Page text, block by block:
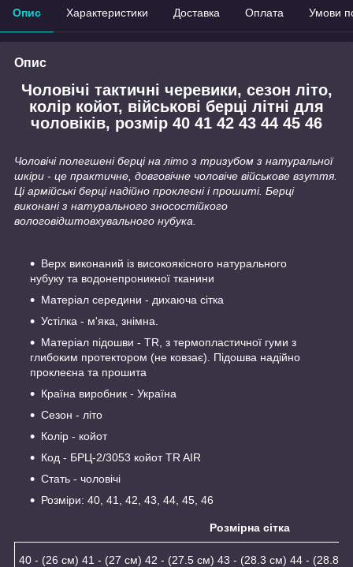
Опис Характеристики Доставка Оплата Умови
Опис
Чоловічі тактичні черевики, сезон літо,
колір койот, військові берці літні для
чоловіків, розмір 40 41 42 43 44 45 46
Чоловічі полегшені берці на літо з тризубом з натуральної
шкіри - це практичне, довговічне чоловіче військове взуття.
Ці армійські берці надійно проклеєні і прошиті. Берці
виконані з натурального зносостійкого
вологовідштовхувального нубука.
Верх виконаний із високоякісного натурального
нубуку та водонепроникної тканини
Матеріал середини - дихаюча сітка
Устілка - м'яка, знімна.
Матеріал підошви - TR, з термопластичної гуми з
глибоким протектором (не ковзає). Підошва надійно
проклеєна та прошита
Країна виробник - Україна
Сезон - літо
Колір - койот
Код - БРЦ-2/3053 койот TR AIR
Стать - чоловічі
Розміри: 40, 41, 42, 43, 44, 45, 46
Розмірна сітка
40 - (26 см) 41 - (27 см) 42 - (27.5 см) 43 - (28.3 см) 44 - (28.8-